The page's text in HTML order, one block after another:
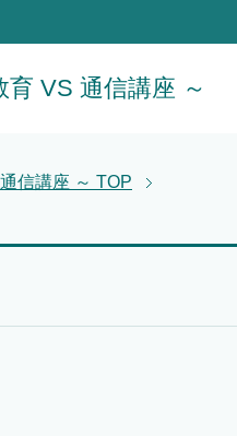
VS 通信講座 ～
信講座 ～ TOP